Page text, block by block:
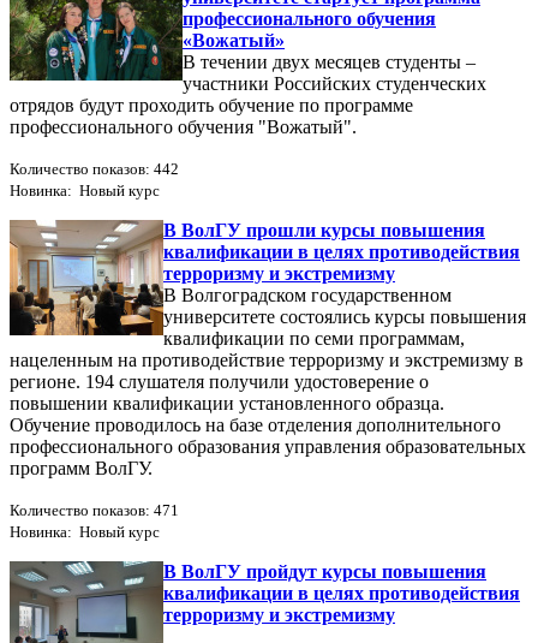
профессионального обучения
«Вожатый»
В течении двух месяцев студенты –
участники Российских студенческих
отрядов будут проходить обучение по программе
профессионального обучения "Вожатый".
Количество показов: 442
Новинка: Новый курс
В ВолГУ прошли курсы повышения
квалификации в целях противодействия
терроризму и экстремизму
В Волгоградском государственном
университете состоялись курсы повышения
квалификации по семи программам,
нацеленным на противодействие терроризму и экстремизму в
регионе. 194 слушателя получили удостоверение о
повышении квалификации установленного образца.
Обучение проводилось на базе отделения дополнительного
профессионального образования управления образовательных
программ ВолГУ.
Количество показов: 471
Новинка: Новый курс
В ВолГУ пройдут курсы повышения
квалификации в целях противодействия
терроризму и экстремизму